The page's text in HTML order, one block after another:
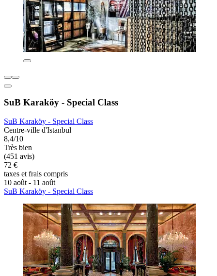
SuB Karaköy - Special Class
SuB Karaköy - Special Class
Centre-ville d'Istanbul
8,4/10
Très bien
(451 avis)
72 €
taxes et frais compris
10 août - 11 août
SuB Karaköy - Special Class